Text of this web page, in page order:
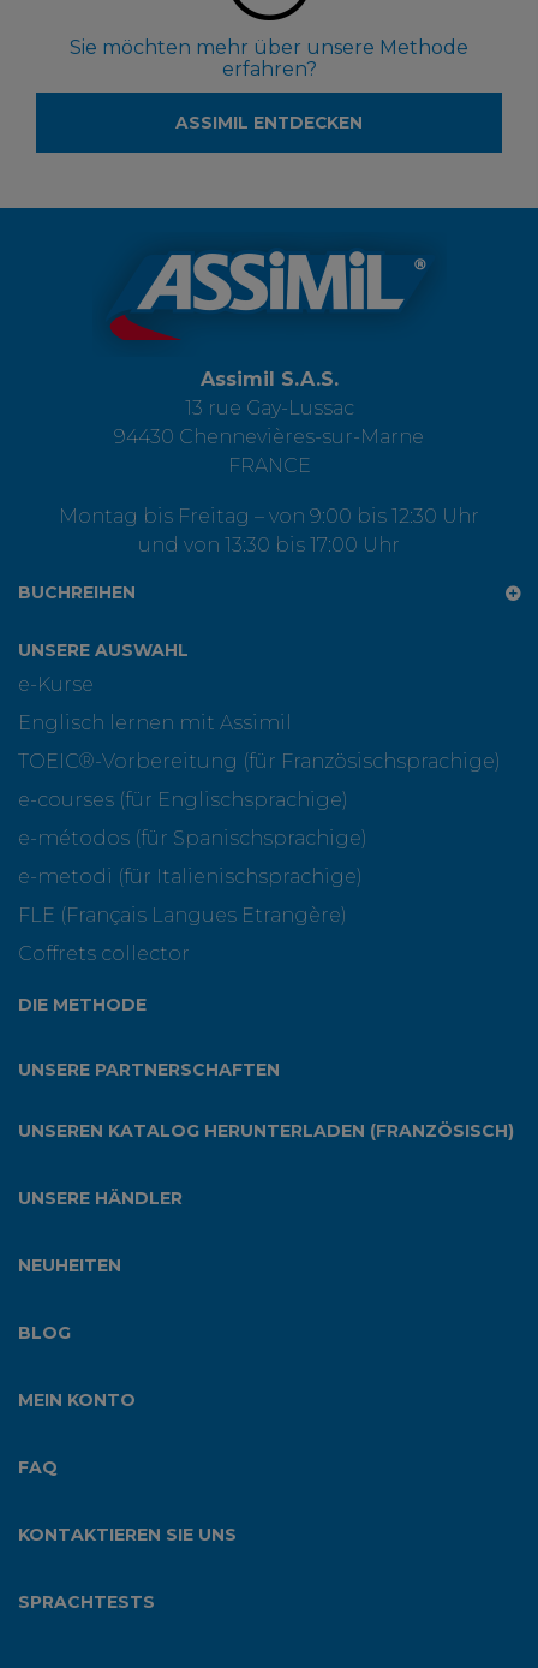
Sie möchten mehr über unsere Methode
erfahren?
ASSIMIL ENTDECKEN
Assimil S.A.S.
13 rue Gay-Lussac
94430 Chennevières-sur-Marne
FRANCE
Montag bis Freitag – von 9:00 bis 12:30 Uhr
und von 13:30 bis 17:00 Uhr
BUCHREIHEN
UNSERE AUSWAHL
e-Kurse
Englisch lernen mit Assimil
TOEIC®-Vorbereitung (für Französischsprachige)
e-courses (für Englischsprachige)
e-métodos (für Spanischsprachige)
e-metodi (für Italienischsprachige)
FLE (Français Langues Etrangère)
Coffrets collector
DIE METHODE
UNSERE PARTNERSCHAFTEN
UNSEREN KATALOG HERUNTERLADEN (FRANZÖSISCH)
UNSERE HÄNDLER
NEUHEITEN
BLOG
MEIN KONTO
FAQ
KONTAKTIEREN SIE UNS
SPRACHTESTS